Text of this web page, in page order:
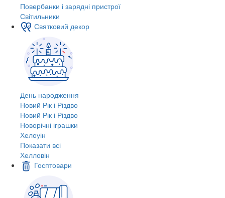
Повербанки і зарядні пристрої
Світильники
Святковий декор
День народження
Новий Рік і Різдво
Новий Рік і Різдво
Новорічні іграшки
Хелоуін
Показати всі
Хелловін
Госптовари